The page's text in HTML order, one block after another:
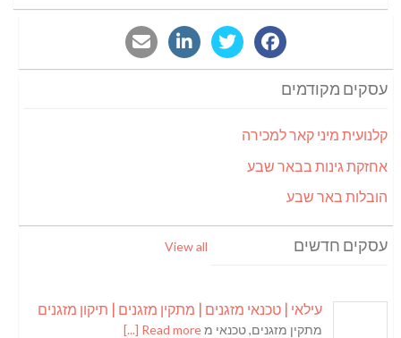
עסקים מקודמים
קלנועית מיני קאר למכירה
אחזקת גינות בבאר שבע
הובלות באר שבע
עסקים חדשים View all
עילאי | טכנאי מזגנים | מתקין מזגנים | תיקון מזגנים
מתקין מזגנים, טכנאי מRead more [...]